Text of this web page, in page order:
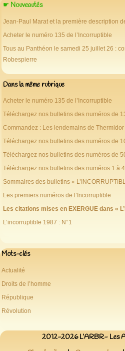
☛ Nouveautés
Jean-Paul Marat et la première description
Acheter le numéro 135 de l’Incorruptible
Tous au Panthéon le samedi 25 juillet 26 :
Robespierre
Dans la même rubrique
Acheter le numéro 135 de l’Incorruptible
Téléchargez nos bulletins des numéros de
Commandez : Les lendemains de
Téléchargez nos bulletins des numéros de
Téléchargez nos bulletins des numéros de
Téléchargez nos bulletins des numéros 1 à
Sommaires des bulletins «
Les premiers numéros de l’Incorruptible
Les citations mises en EXERGUE dans «
L’incorruptible 1987 : N°1
Mots-clés
Actualité
Droits de l’homme
République
Révolution
2012-2026 L’ARBR- Les